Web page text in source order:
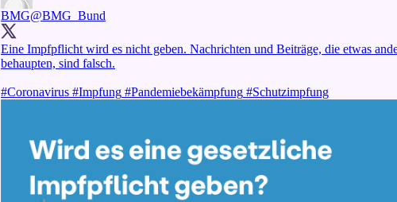
BMG@BMG_Bund
Eine Impfpflicht wird es nicht geben. Nachrichten und Beiträge, die etwas
behaupten, sind falsch.
#Coronavirus #Impfung #Pandemiebekämpfung #Schutzimpfung